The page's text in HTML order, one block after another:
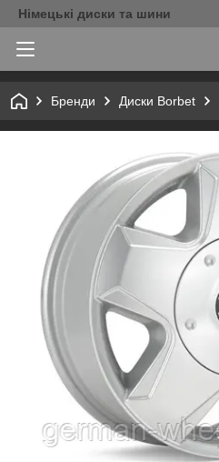
Німецькі диски та шини
Бренди Диски Borbet